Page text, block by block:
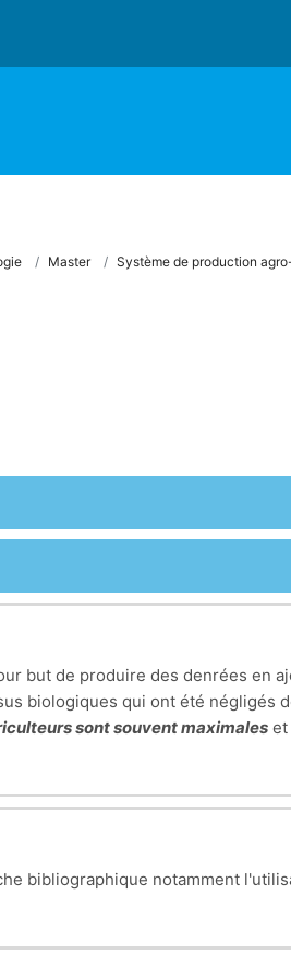
Master Système de production
but de produire des denrées en
biologiques qui ont été négligés
sont souvent maximales et
bibliographique notamment